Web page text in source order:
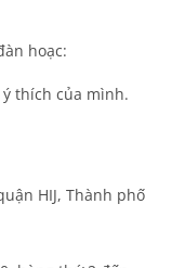
hoạc:
thích của mình.
HIJ, Thành phố